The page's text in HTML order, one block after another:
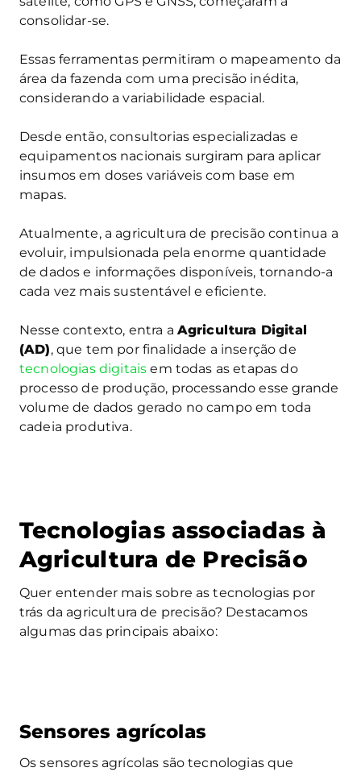
consolidar-se.
Essas ferramentas permitiram o mapeamento da
área da fazenda com uma precisão inédita,
considerando a variabilidade espacial.
Desde então, consultorias especializadas e
equipamentos nacionais surgiram para aplicar
insumos em doses variáveis com base em
mapas.
Atualmente, a agricultura de precisão continua a
evoluir, impulsionada pela enorme quantidade
de dados e informações disponíveis, tornando-a
cada vez mais sustentável e eficiente.
Nesse contexto, entra a Agricultura Digital
(AD), que tem por finalidade a inserção de
tecnologias digitais em todas as etapas do
processo de produção, processando esse grande
volume de dados gerado no campo em toda
cadeia produtiva.
Tecnologias associadas à
Agricultura de Precisão
Quer entender mais sobre as tecnologias por
trás da agricultura de precisão? Destacamos
algumas das principais abaixo:
Sensores agrícolas
Os sensores agrícolas são tecnologias que